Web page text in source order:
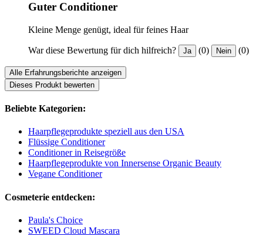
Guter Conditioner
Kleine Menge genügt, ideal für feines Haar
War diese Bewertung für dich hilfreich? Ja (0) Nein (0)
Alle Erfahrungsberichte anzeigen
Dieses Produkt bewerten
Beliebte Kategorien:
Haarpflegeprodukte speziell aus den USA
Flüssige Conditioner
Conditioner in Reisegröße
Haarpflegeprodukte von Innersense Organic Beauty
Vegane Conditioner
Cosmeterie entdecken:
Paula's Choice
SWEED Cloud Mascara